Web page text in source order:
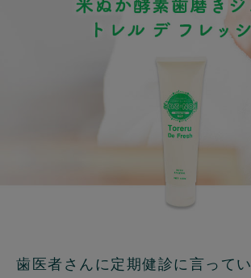
歯医者さんに定期健診に言ってい